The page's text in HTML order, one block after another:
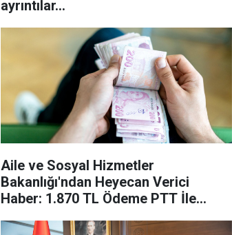
ayrıntılar...
Aile ve Sosyal Hizmetler
Bakanlığı'ndan Heyecan Verici
Haber: 1.870 TL Ödeme PTT İle